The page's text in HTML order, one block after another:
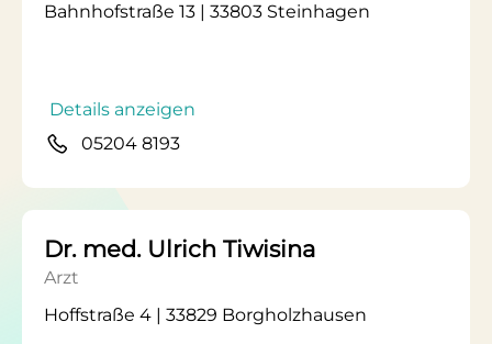
Bahnhofstraße 13 | 33803 Steinhagen
Details anzeigen
05204 8193
Dr. med. Ulrich Tiwisina
Arzt
Hoffstraße 4 | 33829 Borgholzhausen